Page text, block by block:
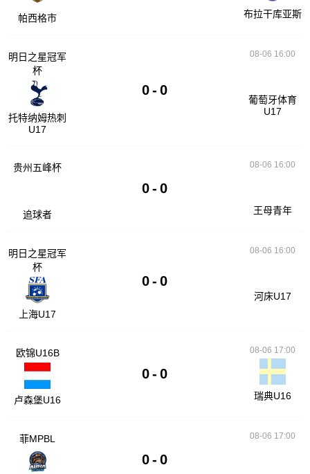
帕西格市 布拉干库亚斯
明日之星冠军
杯
托特纳姆热刺
U17
0 - 0
08-06 16:00
葡萄牙体育
U17
贵州五峰杯
追球者
0 - 0
08-06 16:00
王母青年
明日之星冠军
杯
上海U17
0 - 0
08-06 16:00
河床U17
欧锦U16B
卢森堡U16
0 - 0
08-06 17:00
瑞典U16
菲MPBL
0 - 0
08-06 17:00